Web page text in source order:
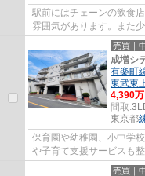
駅前にはチェーンの飲食
雰囲気があります。また
いるため、のどかな生活
売買｜
成増シ
有楽町
東武東
4,390万
間取:
東京都
保育園や幼稚園、小中学
や子育て支援サービスも
も便利で、家族の生活を
売買｜